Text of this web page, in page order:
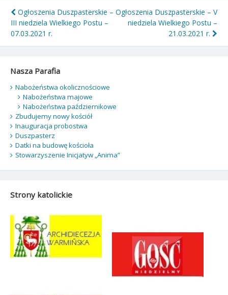
Nawigacja
wpisu
Ogłoszenia Duszpasterskie –
III niedziela Wielkiego Postu –
07.03.2021 r.
Ogłoszenia Duszpasterskie – V
niedziela Wielkiego Postu –
21.03.2021 r.
Nasza Parafia
Nabożeństwa okolicznościowe
Nabożeństwa majowe
Nabożeństwa październikowe
Zbudujemy nowy kościół
Inauguracja probostwa
Duszpasterz
Datki na budowę kościoła
Stowarzyszenie Inicjatyw „Anima”
Strony katolickie